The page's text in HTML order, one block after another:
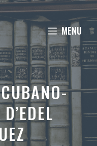
MENU